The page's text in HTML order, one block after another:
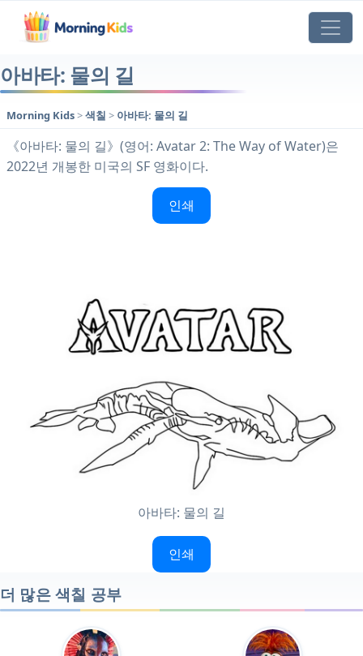
아바타: 물의 길
Morning Kids>색칠 > 아바타: 물의 길
《아바타: 물의 길》(영어: Avatar 2: The Way of Water)은
2022년 개봉한 미국의 SF 영화이다.
인쇄
아바타: 물의 길
인쇄
더 많은 색칠 공부